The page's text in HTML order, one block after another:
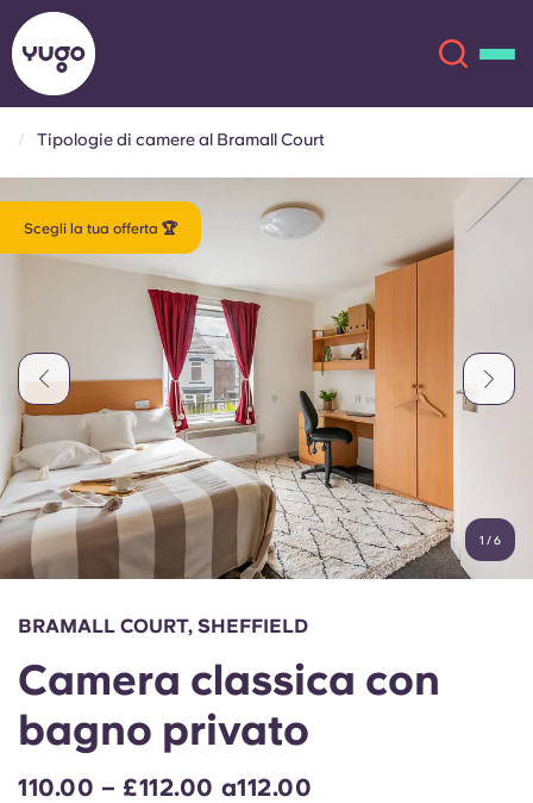
Sedi
Account Lingua
English (GB)
Chinese
Español
Seleziona un paese
Prenota ora
English (US)
Chinese Español
Català Deutsch
Italian French
Portuguese
Tipologie di camere al Bramall Court
Scegli la tua offerta 🏆
1 /6
BRAMALL COURT, SHEFFIELD
Camera classica con
bagno privato
110.00 – £112.00 a112.00